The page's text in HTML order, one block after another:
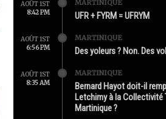
AOÛT 1ST
8:42 PM
MARTINIQUE
UFR + FYRM = UFRYM
AOÛT 1ST
6:56 PM
MARTINIQUE
Des yoleurs ? Non. Des
AOÛT 1ST
8:35 AM
MARTINIQUE
Bernard Hayot doit-il
Letchimy à la Collectivité
Martinique ?